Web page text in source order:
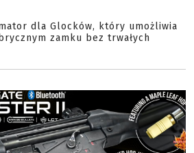
dla Glocków, który umożliwia
zamku bez trwałych